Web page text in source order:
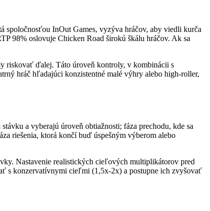
spoločnosťou InOut Games, vyzýva hráčov, aby viedli kurča
98% oslovuje Chicken Road širokú škálu hráčov. Ak sa
riskovať ďalej. Táto úroveň kontroly, v kombinácii s
hráč hľadajúci konzistentné malé výhry alebo high-roller,
a vyberajú úroveň obtiažnosti; fáza prechodu, kde sa
riešenia, ktorá končí buď úspešným výberom alebo
Nastavenie realistických cieľových multiplikátorov pred
s konzervatívnymi cieľmi (1,5x-2x) a postupne ich zvyšovať